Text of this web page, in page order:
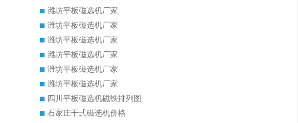
潍坊平板磁选机厂家
潍坊平板磁选机厂家
潍坊平板磁选机厂家
潍坊平板磁选机厂家
潍坊平板磁选机厂家
潍坊平板磁选机厂家
四川平板磁选机磁铁排列图
石家庄干式磁选机价格